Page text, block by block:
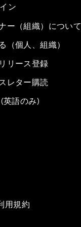
ン
ー（組織）につい
（個人、組織）
リース登録
レター購読
英語のみ)
用規約